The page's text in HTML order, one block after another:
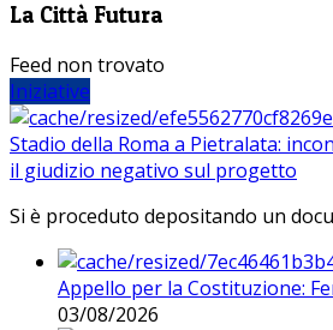
La Città Futura
Feed non trovato
Iniziative
Stadio della Roma a Pietralata:
il giudizio negativo sul progetto
Si è proceduto depositando un
Appello per la Costituzione:
03/08/2026